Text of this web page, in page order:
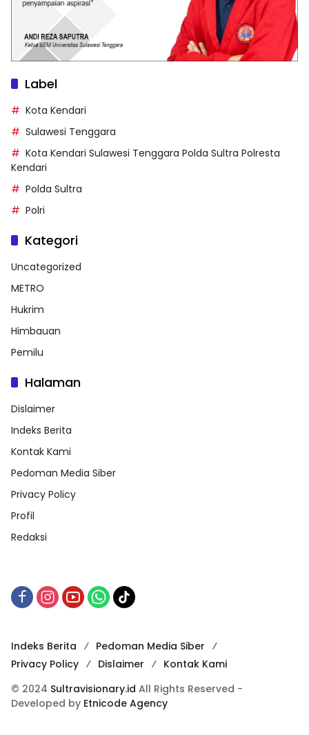
Label
Kota Kendari
Sulawesi Tenggara
Kota Kendari Sulawesi Tenggara Polda Sultra Polresta
Kendari
Polda Sultra
Polri
Kategori
Uncategorized
METRO
Hukrim
Himbauan
Pemilu
Halaman
Dislaimer
Indeks Berita
Kontak Kami
Pedoman Media Siber
Privacy Policy
Profil
Redaksi
Indeks Berita
Pedoman Media Siber
Privacy Policy
Dislaimer
Kontak Kami
© 2024 Sultravisionary.id All Rights Reserved -
Developed by Etnicode Agency